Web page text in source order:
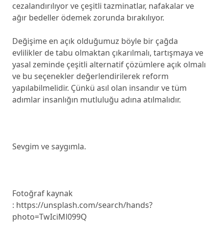
cezalandırılıyor ve çeşitli tazminatlar, nafakalar ve
ağır bedeller ödemek zorunda bırakılıyor.
Değişime en açık olduğumuz böyle bir çağda
evlilikler de tabu olmaktan çıkarılmalı, tartışmaya ve
yasal zeminde çeşitli alternatif çözümlere açık olmalı
ve bu seçenekler değerlendirilerek reform
yapılabilmelidir. Çünkü asıl olan insandır ve tüm
adımlar insanlığın mutluluğu adına atılmalıdır.
Sevgim ve saygımla.
Fotoğraf kaynak
: https://unsplash.com/search/hands?
photo=TwIciMl099Q